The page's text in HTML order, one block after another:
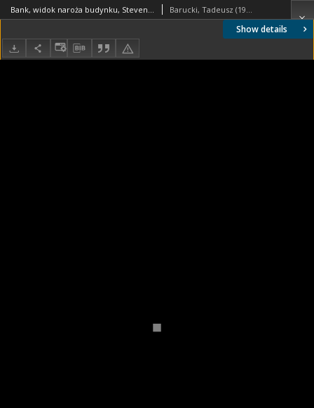
Show details
Bank, widok naroża budynku, Stevenage, Anglia, Wielka Brytania Barucki, Tadeusz (1922- ). Fotograf